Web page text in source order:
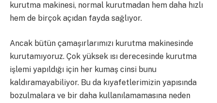
kurutma makinesi, normal kurutmadan hem daha hızlı
hem de birçok açıdan fayda sağlıyor.
Ancak bütün çamaşırlarımızı kurutma makinesinde
kurutamıyoruz. Çok yüksek ısı derecesinde kurutma
işlemi yapıldığı için her kumaş cinsi bunu
kaldıramayabiliyor. Bu da kıyafetlerimizin yapısında
bozulmalara ve bir daha kullanılamamasına neden